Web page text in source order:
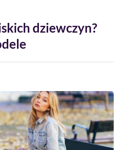
dziewczyn?